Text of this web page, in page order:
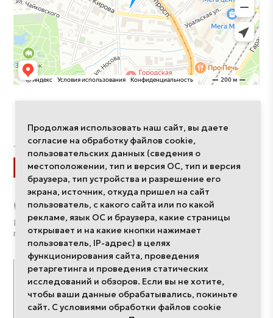
Продолжая использовать наш сайт, вы даете
согласие на обработку файлов cookie,
пользовательских данных (сведения о
местоположении, тип и версия ОС, тип и версия
браузера, тип устройства и разрешение его
экрана, источник, откуда пришел на сайт
пользователь, с какого сайта или по какой
рекламе, язык ОС и браузера, какие страницы
открывает и на какие кнопки нажимает
пользователь, IP-адрес) в целях
функционирования сайта, проведения
ретаргетинга и проведения статических
исследований и обзоров. Если вы не хотите,
чтобы ваши данные обрабатывались, покиньте
сайт. С условиями обработки файлов cookie
Политика обработки
персональных данных
Разделы
Интерьеры
Компании
Дизайнеры
О редакции
Публикации
События
Про дизайн
Проекты
Школа дизайна
Неделя дизайна